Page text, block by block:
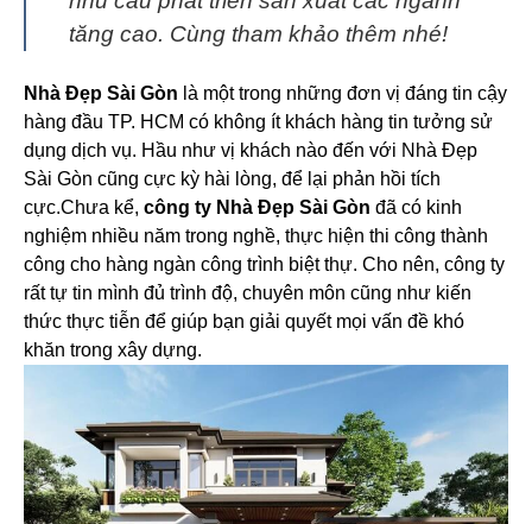
tăng cao. Cùng tham khảo thêm nhé!
Nhà Đẹp Sài Gòn là một trong những đơn vị đáng tin cậy
hàng đầu TP. HCM có không ít khách hàng tin tưởng sử
dụng dịch vụ. Hầu như vị khách nào đến với Nhà Đẹp
Sài Gòn cũng cực kỳ hài lòng, để lại phản hồi tích
cực.Chưa kể, công ty Nhà Đẹp Sài Gòn đã có kinh
nghiệm nhiều năm trong nghề, thực hiện thi công thành
công cho hàng ngàn công trình biệt thự. Cho nên, công ty
rất tự tin mình đủ trình độ, chuyên môn cũng như kiến
thức thực tiễn để giúp bạn giải quyết mọi vấn đề khó
khăn trong xây dựng.